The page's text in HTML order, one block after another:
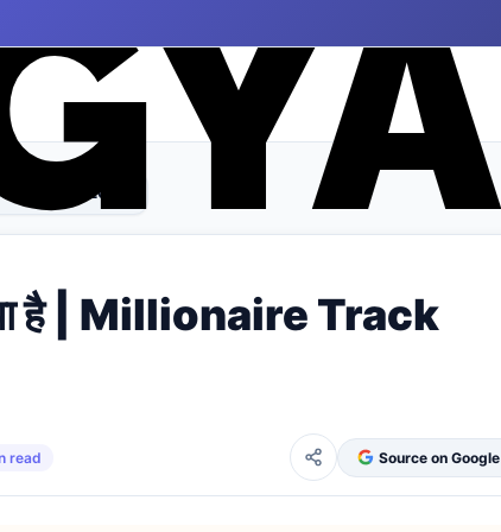
Scam 2024
है | Millionaire Track
read Source on Google